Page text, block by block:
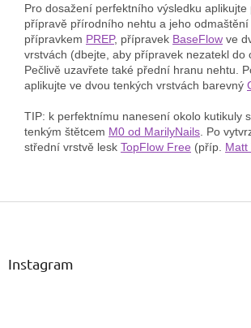
Pro dosažení perfektního výsledku
přípravě přírodního nehtu a jeho odmaštění
přípravkem PREP, přípravek BaseFlow ve
vrstvách (dbejte, aby přípravek nezatekl do
Pečlivě uzavřete také přední hranu nehtu.
aplikujte ve dvou tenkých vrstvách barevný
TIP: k perfektnímu nanesení okolo kutikuly
tenkým štětcem M0 od MarilyNails . Po
střední vrstvě lesk TopFlow Free (příp. Matt
Z
Instagram